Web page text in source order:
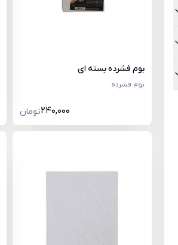
بوم فشرده بسته ای
بوم فشرده
240,000تومان